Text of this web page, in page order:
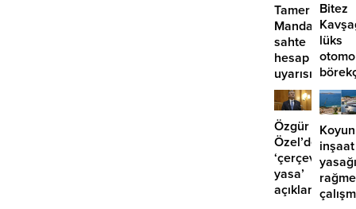
Tamer
sahte
hesap
uyarısı
Bitez
lüks
girdi:
2
Özgür
Özel’den
‘çerçeve
yasa’
açıklaması:
inşaat